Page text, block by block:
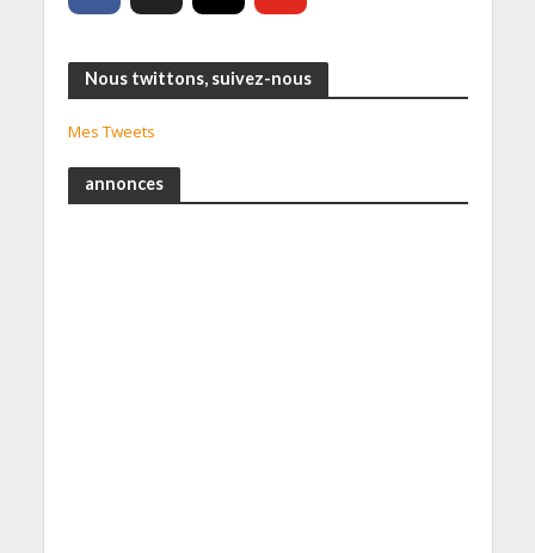
Nous twittons, suivez-nous
Mes Tweets
annonces